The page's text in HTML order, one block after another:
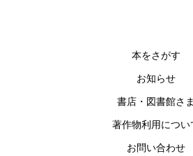
本をさがす
お知らせ
書店・図書館さま
著作物利用につい
お問い合わせ